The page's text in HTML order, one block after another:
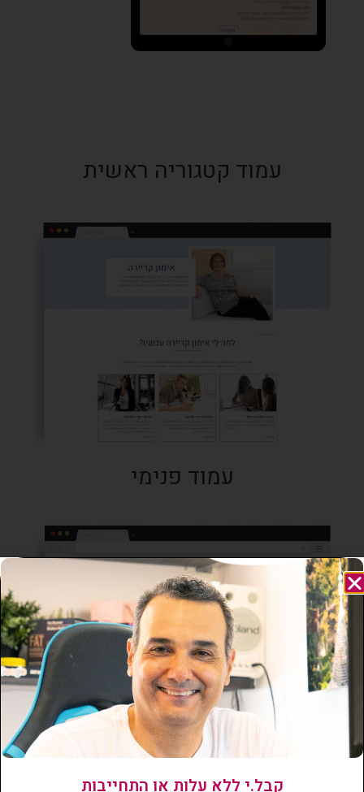
עמוד קטגוריה ראשית
עמוד פנימי
קבל.י ללא עלות או התחייבות